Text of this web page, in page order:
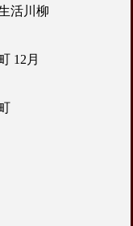
活川柳
12月